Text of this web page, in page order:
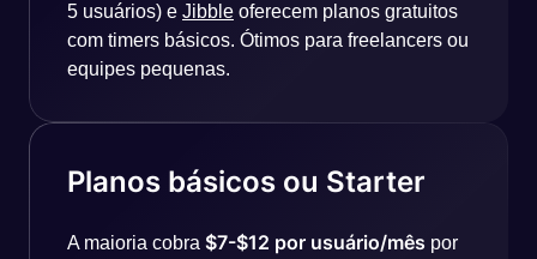
5 usuários) e Jibble oferecem planos gratuitos
com timers básicos. Ótimos para freelancers ou
equipes pequenas.
Planos básicos ou Starter
A maioria cobra $7-$12 por usuário/mês por